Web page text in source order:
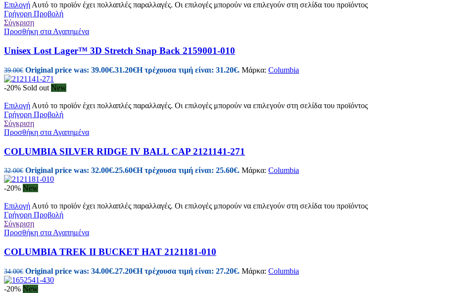
Επιλογή Αυτό το προϊόν έχει πολλαπλές παραλλαγές. Οι επιλογές μπορούν να επιλεγούν στη σελίδα του προϊόντος
Γρήγορη Προβολή
Σύγκριση
Προσθήκη στα Αγαπημένα
Unisex Lost Lager™ 3D Stretch Snap Back 2159001-010
39.00€ Original price was: 39.00€.31.20€Η τρέχουσα τιμή είναι: 31.20€. Μάρκα: Columbia
-20% Sold out New
Επιλογή Αυτό το προϊόν έχει πολλαπλές παραλλαγές. Οι επιλογές μπορούν να επιλεγούν στη σελίδα του προϊόντος
Γρήγορη Προβολή
Σύγκριση
Προσθήκη στα Αγαπημένα
COLUMBIA SILVER RIDGE IV BALL CAP 2121141-271
32.00€ Original price was: 32.00€.25.60€Η τρέχουσα τιμή είναι: 25.60€. Μάρκα: Columbia
-20% New
Επιλογή Αυτό το προϊόν έχει πολλαπλές παραλλαγές. Οι επιλογές μπορούν να επιλεγούν στη σελίδα του προϊόντος
Γρήγορη Προβολή
Σύγκριση
Προσθήκη στα Αγαπημένα
COLUMBIA TREK II BUCKET HAT 2121181-010
34.00€ Original price was: 34.00€.27.20€Η τρέχουσα τιμή είναι: 27.20€. Μάρκα: Columbia
-20% New